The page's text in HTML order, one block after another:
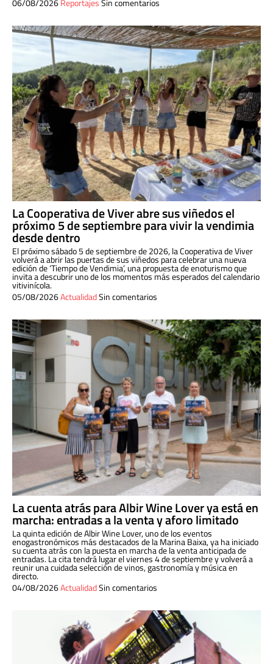
La Cooperativa de Viver abre sus viñedos el
próximo 5 de septiembre para vivir la vendimia
desde dentro
El próximo sábado 5 de septiembre de 2026, la Cooperativa de Viver
volverá a abrir las puertas de sus viñedos para celebrar una nueva
edición de ‘Tiempo de Vendimia’, una propuesta de enoturismo que
invita a descubrir uno de los momentos más esperados del calendario
vitivinícola.
05/08/2026ActualidadSin comentarios
La cuenta atrás para Albir Wine Lover ya está en
marcha: entradas a la venta y aforo limitado
La quinta edición de Albir Wine Lover, uno de los eventos
enogastronómicos más destacados de la Marina Baixa, ya ha iniciado
su cuenta atrás con la puesta en marcha de la venta anticipada de
entradas. La cita tendrá lugar el viernes 4 de septiembre y volverá a
reunir una cuidada selección de vinos, gastronomía y música en
directo.
04/08/2026ActualidadSin comentarios